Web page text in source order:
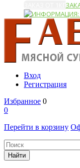
Вход
Регистрация
Избранное 0
0
Перейти в корзину